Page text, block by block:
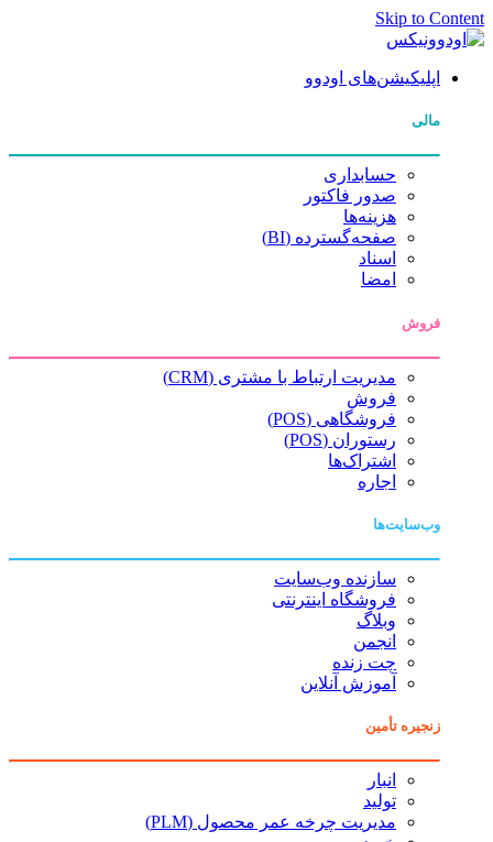
Skip to Content
اپلیکیشن‌های اودوو
مالی
حسابداری
صدور فاکتور
هزینه‌ها
صفحه‌گسترده (BI)
اسناد
امضا
فروش
مدیریت ارتباط با مشتری (CRM)
فروش
فروشگاهی (POS)
رستوران (POS)
اشتراک‌ها
اجاره
وب‌سایت‌ها
سازنده وب‌سایت
فروشگاه اینترنتی
وبلاگ
انجمن
چت زنده
آموزش آنلاین
زنجیره تأمین
انبار
تولید
مدیریت چرخه عمر محصول (PLM)